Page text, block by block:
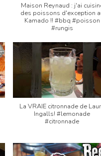
Maison Reynaud : j'ai
des poissons d'exception
Kamado !! #bbq #poisson
#rungis
La VRAIE citronnade de
Ingalls! #lemonade
#citronnade